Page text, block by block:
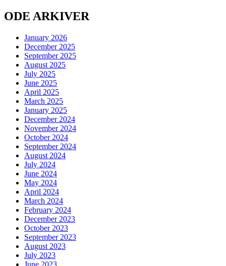
ODE ARKIVER
January 2026
December 2025
September 2025
August 2025
July 2025
June 2025
April 2025
March 2025
January 2025
December 2024
November 2024
October 2024
September 2024
August 2024
July 2024
June 2024
May 2024
April 2024
March 2024
February 2024
December 2023
October 2023
September 2023
August 2023
July 2023